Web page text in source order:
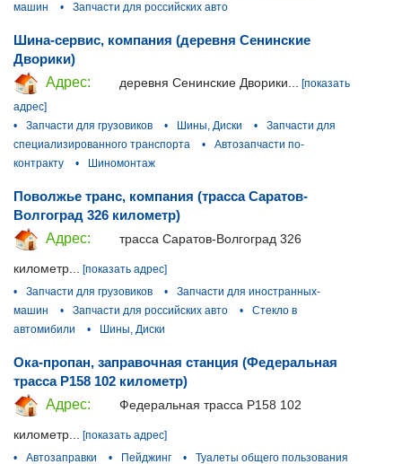
машин
• Запчасти для российских авто
Шина-сервис, компания (деревня Сенинские
Дворики)
Адрес:
деревня Сенинские Дворики... [показать
адрес]
•
Запчасти для грузовиков • Шины, Диски •
Запчасти для
специализированного транспорта
•
Автозапчасти по-
контракту
• Шиномонтаж
Поволжье транс, компания (трасса Саратов-
Волгоград 326 километр)
Адрес:
трасса Саратов-Волгоград 326
километр...
[показать адрес]
•
Запчасти для грузовиков •
Запчасти для иностранных-
машин
• Запчасти для российских авто •
Стекло в
автомибили
• Шины, Диски
Ока-пропан, заправочная станция (Федеральная
трасса Р158 102 километр)
Адрес:
Федеральная трасса Р158 102
километр...
[показать адрес]
•
Автозаправки • Пейджинг •
Туалеты общего пользования